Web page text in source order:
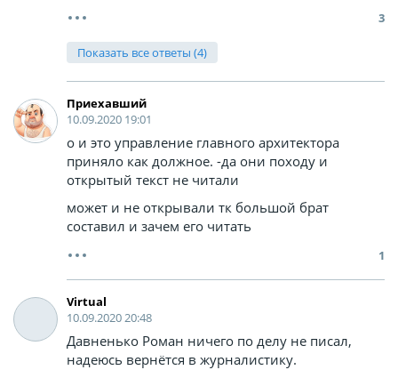
3
Показать все ответы (4)
Приехавший
10.09.2020 19:01
о и это управление главного архитектора
приняло как должное. -да они походу и
открытый текст не читали
может и не открывали тк большой брат
составил и зачем его читать
1
Virtual
10.09.2020 20:48
Давненько Роман ничего по делу не писал,
надеюсь вернётся в журналистику.